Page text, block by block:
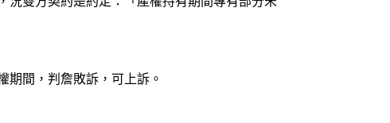
期間，判詹敗訴，可上訴。